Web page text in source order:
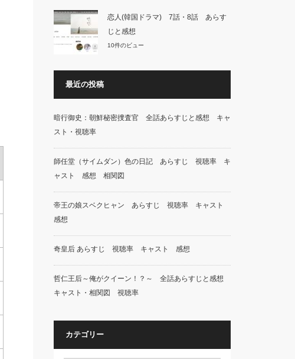
恋人(韓国ドラマ) 7話・8話 あらす
じと感想
10件のビュー
最近の投稿
暗行御史：朝鮮秘密捜査官 全話あらすじと感想 キャ
スト・視聴率
師任堂（サイムダン）色の日記 あらすじ 視聴率 キ
ャスト 感想 相関図
帝王の娘スベクヒャン あらすじ 視聴率 キャスト
感想
奇皇后 あらすじ 視聴率 キャスト 感想
哲仁王后～俺がクイーン！？～ 全話あらすじと感想
キャスト・相関図 視聴率
カテゴリー